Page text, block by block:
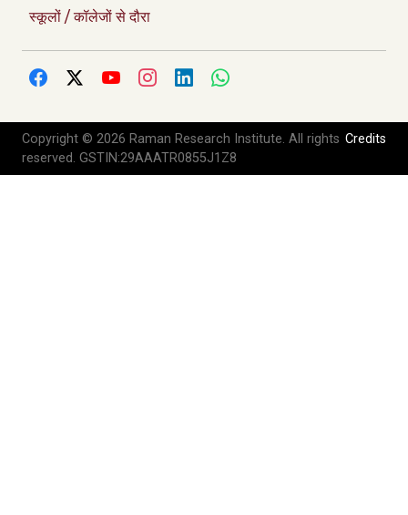
स्कूलों / कॉलेजों से दौरा
Copyright © 2026 Raman Research Institute. All rights
reserved. GSTIN:29AAATR0855J1Z8
Credits